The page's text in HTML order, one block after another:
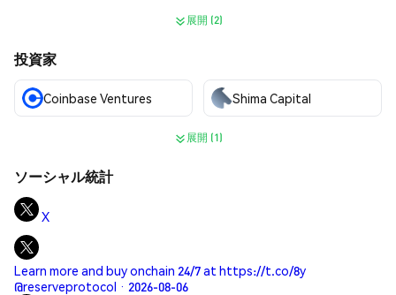
展開 (2)
投資家
Coinbase Ventures Shima Capital
展開 (1)
ソーシャル統計
X
Learn more and buy onchain 24/7 at https://t.co/8y
@reserveprotocol · 2026-08-06